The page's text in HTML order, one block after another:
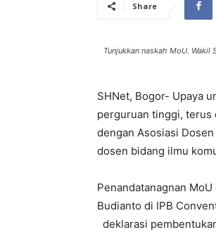
Share
Tunjukkan naskah MoU. Wakil
SHNet, Bogor- Upaya
perguruan tinggi, terus
dengan Asosiasi
dosen bidang ilmu
Penandatanagnan
Budianto di IPB
deklarasi